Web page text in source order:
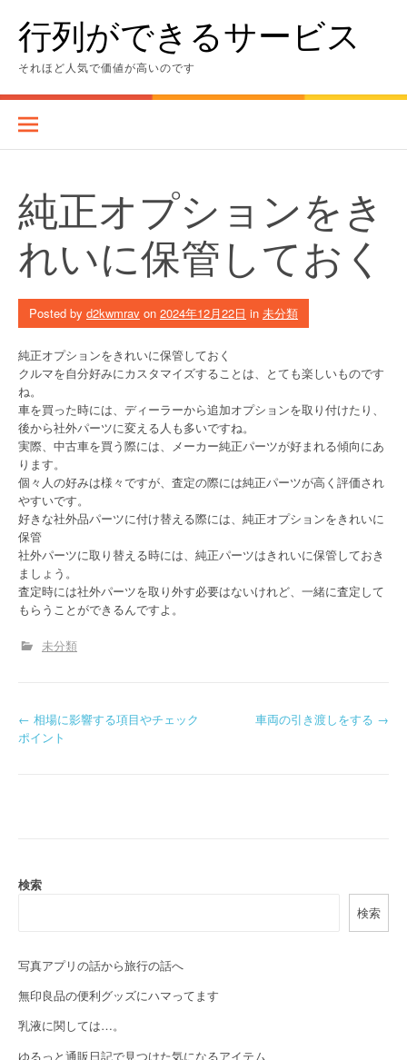
content行列ができるサービス
それほど人気で価値が高いのです
純正オプションをき
れいに保管しておく
Posted by d2kwmrav on 2024年12月22日 in 未分類
純正オプションをきれいに保管しておく
クルマを自分好みにカスタマイズすることは、とても楽しいものです
ね。
車を買った時には、ディーラーから追加オプションを取り付けたり、
後から社外パーツに変える人も多いですね。
実際、中古車を買う際には、メーカー純正パーツが好まれる傾向にあ
ります。
個々人の好みは様々ですが、査定の際には純正パーツが高く評価され
やすいです。
好きな社外品パーツに付け替える際には、純正オプションをきれいに
保管
社外パーツに取り替える時には、純正パーツはきれいに保管しておき
ましょう。
査定時には社外パーツを取り外す必要はないけれど、一緒に査定して
もらうことができるんですよ。
未分類
P
a
i
g
a
t
← 相場に影響する項目やチェック
ポイント
車両の引き渡しをする →
検索
検索
写真アプリの話から旅行の話へ
無印良品の便利グッズにハマってます
乳液に関しては…。
ゆるっと通販日記で見つけた気になるアイテム